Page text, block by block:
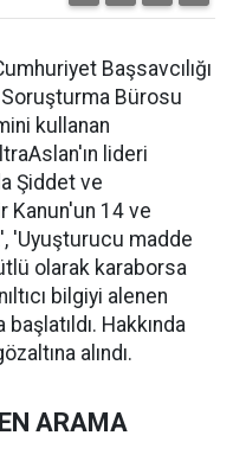
Başsavcılığı
Soruşturma Bürosu
kullanan
lideri
Şiddet ve
Kanun'un 14 ve
'Uyuşturucu madde
olarak karaborsa
bilgiyi alenen
Hakkında
alındı.
ARAMA